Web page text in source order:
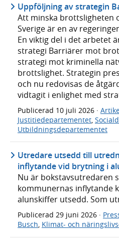
Uppföljning av strategin
Att minska brottsligheten
Sverige är en av
En viktig del i det arbetet
strategi Barriärer mot
strategi mot kriminella
brottslighet. Strategin
och nu redovisas de
vidtagit i enlighet med
Publicerad 10 juli 2026 ·
Justitiedepartementet
Utbildningsdepartementet
Utredare utsedd till
inflytande vid brytning i
Nu är bokstavsutredaren
kommunernas inflytande
alunskiffer utsedd. Som
Publicerad 29 juni 2026 ·
Busch, Klimat- och